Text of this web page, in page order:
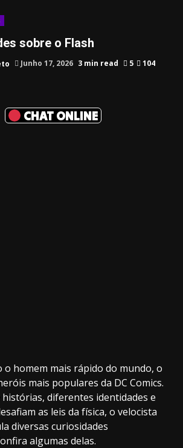
CHAT ONLINE
sobre o Flash
Junho 17, 2026 3 min read 5 104
o homem mais rápido do mundo, o
mais populares da DC Comics.
histórias, diferentes identidades e
as leis da física, o velocista
diversas curiosidades
algumas delas.
32.00k